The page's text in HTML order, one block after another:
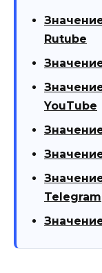
Rutube
YouTube
Telegram